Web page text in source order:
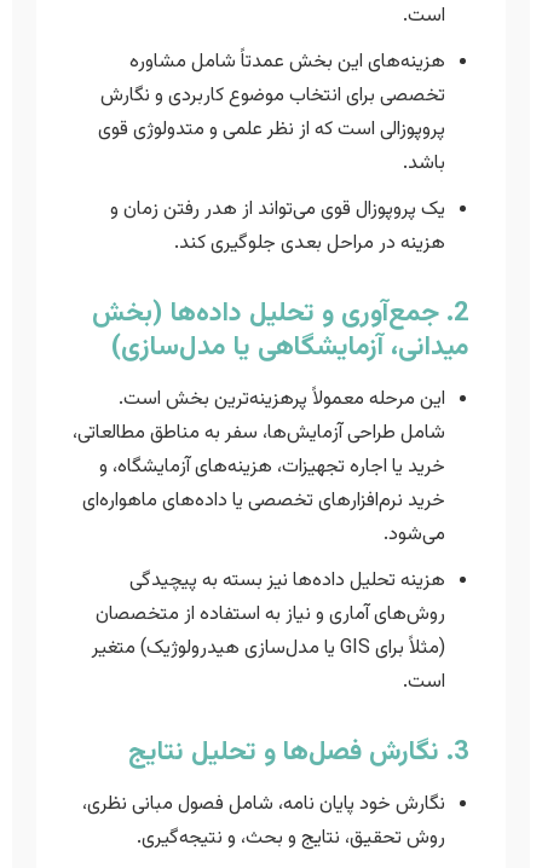
است.
هزینه‌های این بخش عمدتاً شامل مشاوره
تخصصی برای انتخاب موضوع کاربردی و نگارش
پروپوزالی است که از نظر علمی و متدولوژی قوی
باشد.
یک پروپوزال قوی می‌تواند از هدر رفتن زمان و
هزینه در مراحل بعدی جلوگیری کند.
2. جمع‌آوری و تحلیل داده‌ها (بخش
میدانی، آزمایشگاهی یا مدل‌سازی)
این مرحله معمولاً پرهزینه‌ترین بخش است.
شامل طراحی آزمایش‌ها، سفر به مناطق مطالعاتی،
خرید یا اجاره تجهیزات، هزینه‌های آزمایشگاه، و
خرید نرم‌افزارهای تخصصی یا داده‌های ماهواره‌ای
می‌شود.
هزینه تحلیل داده‌ها نیز بسته به پیچیدگی
روش‌های آماری و نیاز به استفاده از متخصصان
(مثلاً برای GIS یا مدل‌سازی هیدرولوژیک) متغیر
است.
3. نگارش فصل‌ها و تحلیل نتایج
نگارش خود پایان نامه، شامل فصول مبانی نظری،
روش تحقیق، نتایج و بحث، و نتیجه‌گیری.